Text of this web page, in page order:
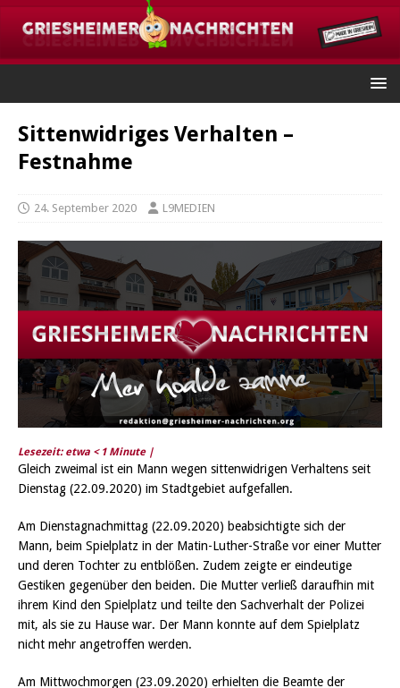
Sittenwidriges Verhalten –
Festnahme
24. September 2020 L9MEDIEN
Lesezeit: etwa < 1 Minute |
Gleich zweimal ist ein Mann wegen sittenwidrigen Verhaltens seit
Dienstag (22.09.2020) im Stadtgebiet aufgefallen.
Am Dienstagnachmittag (22.09.2020) beabsichtigte sich der
Mann, beim Spielplatz in der Matin-Luther-Straße vor einer Mutter
und deren Tochter zu entblößen. Zudem zeigte er eindeutige
Gestiken gegenüber den beiden. Die Mutter verließ daraufhin mit
ihrem Kind den Spielplatz und teilte den Sachverhalt der Polizei
mit, als sie zu Hause war. Der Mann konnte auf dem Spielplatz
nicht mehr angetroffen werden.
Am Mittwochmorgen (23.09.2020) erhielten die Beamte der